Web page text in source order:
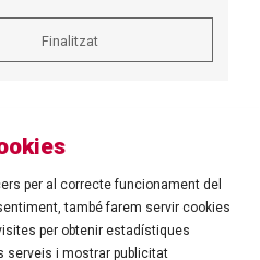
Finalitzat
per al correcte funcionament del
també farem servir cookies
per obtenir estadístiques
serveis i mostrar publicitat